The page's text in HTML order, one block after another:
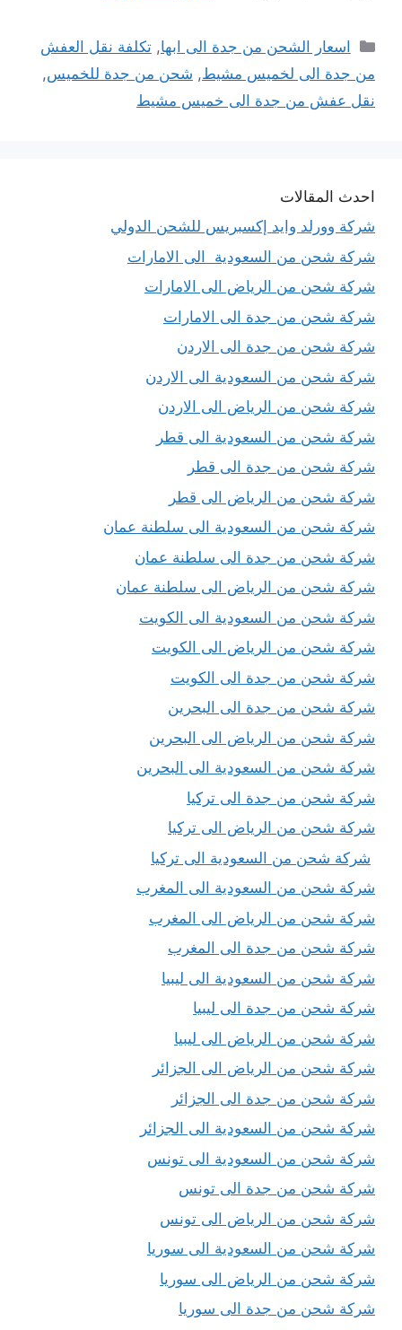
التصنيفات
اسعار الشحن من جدة الى ابها,تكلفة نقل العفش
من جدة الى لخميس مشيط, شحن من جدة للخميس,
نقل عفش من جدة الى خميس مشيط
احدث المقالات
شركة وورلد وايد إكسبريس للشحن الدولي
شركة شحن من السعودية الى الامارات
شركة شحن من الرياض الى الامارات
شركة شحن من جدة الى الامارات
شركة شحن من جدة الى الاردن
شركة شحن من السعودية الى الاردن
شركة شحن من الرياض الى الاردن
شركة شحن من السعودية الى قطر
شركة شحن من جدة الى قطر
شركة شحن من الرياض الى قطر
شركة شحن من السعودية الى سلطنة عمان
شركة شحن من جدة الى سلطنة عمان
شركة شحن من الرياض الى سلطنة عمان
شركة شحن من السعودية الى الكويت
شركة شحن من الرياض الى الكويت
شركة شحن من جدة الى الكويت
شركة شحن من جدة الى البحرين
شركة شحن من الرياض الى البحرين
شركة شحن من السعودية الى البحرين
شركة شحن من جدة الى تركيا
شركة شحن من الرياض الى تركيا
شركة شحن من السعودية الى تركيا
شركة شحن من السعودية الى المغرب
شركة شحن من الرياض الى المغرب
شركة شحن من جدة الى المغرب
شركة شحن من السعودية الى ليبيا
شركة شحن من جدة الى ليبيا
شركة شحن من الرياض الى ليبيا
شركة شحن من الرياض الى الجزائر
شركة شحن من جدة الى الجزائر
شركة شحن من السعودية الى الجزائر
شركة شحن من السعودية الى تونس
شركة شحن من جدة الى تونس
شركة شحن من الرياض الى تونس
شركة شحن من السعودية الى سوريا
شركة شحن من الرياض الى سوريا
شركة شحن من جدة الى سوريا